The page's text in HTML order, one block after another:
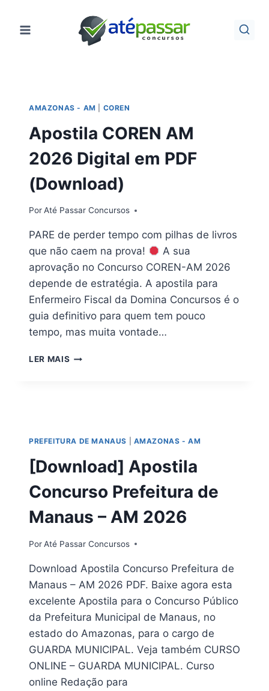
para
AMAZONAS - AM COREN
Apostila COREN AM
2026 Digital em PDF
(Download)
PorAté Passar Concursos
PARE de perder tempo com pilhas de livros
que não caem na prova!
A sua
aprovação no Concurso COREN-AM 2026
depende de estratégia. A apostila para
Enfermeiro Fiscal da Domina Concursos é o
guia definitivo para quem tem pouco
tempo, mas muita vontade…
LER MAIS APOSTILA
(DOWNLOAD)
PREFEITURA DE MANAUS AMAZONAS - AM
[Download] Apostila
Concurso Prefeitura de
Manaus – AM 2026
PorAté Passar Concursos
Download Apostila Concurso Prefeitura de
Manaus – AM 2026 PDF. Baixe agora esta
excelente Apostila para o Concurso Público
da Prefeitura Municipal de Manaus, no
estado do Amazonas, para o cargo de
GUARDA MUNICIPAL. Veja também CURSO
ONLINE – GUARDA MUNICIPAL. Curso
online Redação para